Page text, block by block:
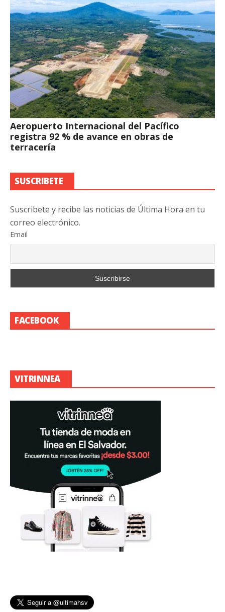
Aeropuerto Internacional del Pacífico
registra 92 % de avance en obras de
terracería
SUSCRIBETE
Suscribete y recibe las noticias de Última Hora en tu
correo electrónico.
Email
FACEBOOK
VITRINNEA